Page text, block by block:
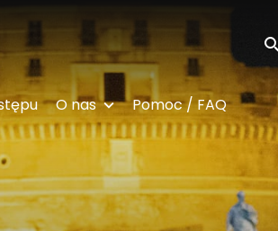
O nas Pomoc / FAQ